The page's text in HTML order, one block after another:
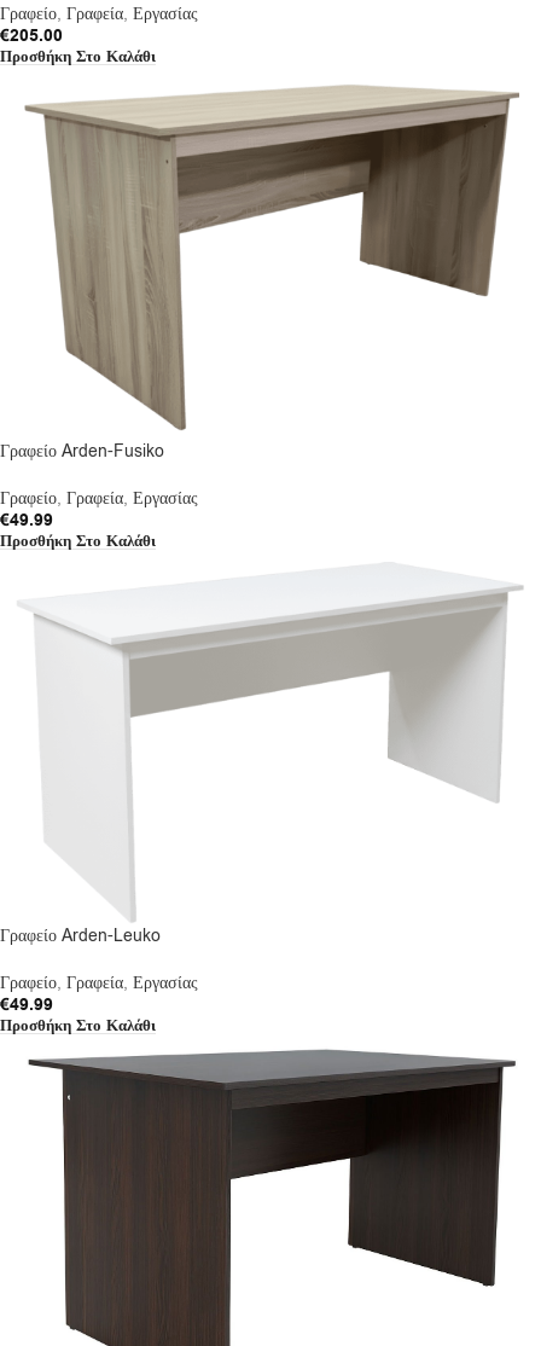
Γραφείο, Γραφεία, Εργασίας
€205.00
Προσθήκη Στο Καλάθι
Γραφείο Arden-Fusiko
Γραφείο, Γραφεία, Εργασίας
€49.99
Προσθήκη Στο Καλάθι
Γραφείο Arden-Leuko
Γραφείο, Γραφεία, Εργασίας
€49.99
Προσθήκη Στο Καλάθι